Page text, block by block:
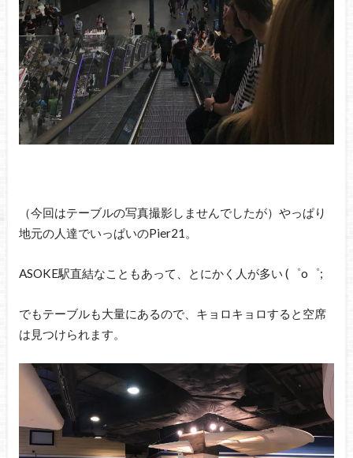
（今回はテーブルの写真撮影しませんでしたが）やっぱり
地元の人達でいっぱいのPier21。
ASOKE駅直結なこともあって、とにかく人が多い (゜o゜;
でもテーブルも大量にあるので、キョロキョロすると空席
は見つけられます。